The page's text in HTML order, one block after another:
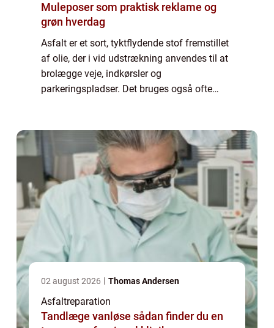
Muleposer som praktisk reklame og
grøn hverdag
Asfalt er et sort, tyktflydende stof fremstillet
af olie, der i vid udstrækning anvendes til at
brolægge veje, indkørsler og
parkeringspladser. Det bruges også ofte
02 august 2026 Thomas Andersen
Asfaltreparation
Tandlæge vanløse sådan finder du en